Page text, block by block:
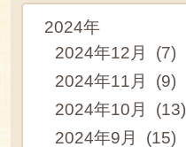
2024年
2024年12月 (7)
2024年11月 (9)
2024年10月 (13)
2024年9月 (15)